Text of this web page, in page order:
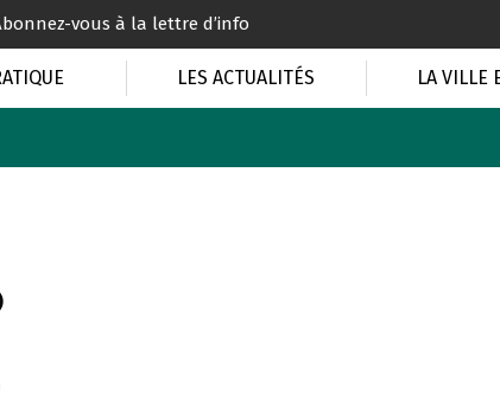
vous à la lettre d’info
LES ACTUALITÉS LA VILLE